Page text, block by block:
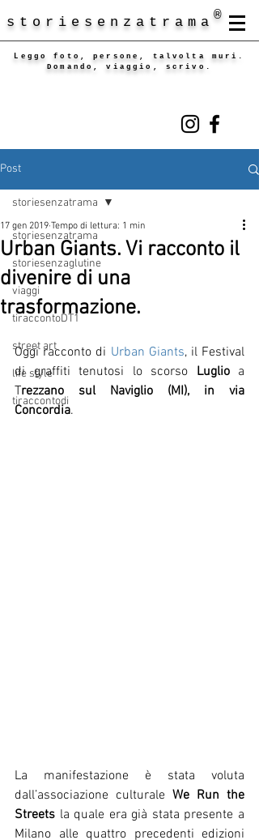
storiesenzatrama ®
Leggo foto, persone, talvolta muri.
Domando, viaggio, scrivo.
Post
storiesenzatrama
storiesenzaglutine
viaggi
tiraccontoDT1
street art
life style
tiraccontodi
storiesenzatrama
Urban Giants. Vi racconto il
divenire di una
trasformazione.
17 gen 2019 Tempo di lettura: 1 min
Oggi racconto di Urban Giants, il Festival
di graffiti tenutosi lo scorso Luglio a
Trezzano sul Naviglio (MI), in via
Concordia.
La manifestazione è stata voluta
dall’associazione culturale We Run the
Streets la quale era già stata presente a
Milano alle quattro precedenti edizioni